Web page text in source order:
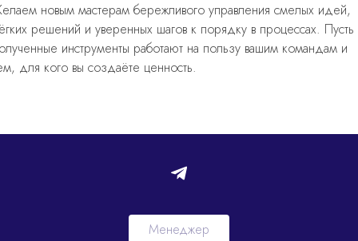
новым мастерам бережливого управления смелых идей,
решений и уверенных шагов к порядку в процессах. Пусть
инструменты работают на пользу вашим командам и
для кого вы создаёте ценность.
Менеджер